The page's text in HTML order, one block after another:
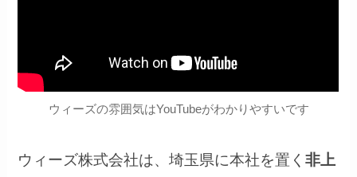
ウィーズの雰囲気はYouTubeがわかりやすいです
ウィーズ株式会社は、埼玉県に本社を置く非上